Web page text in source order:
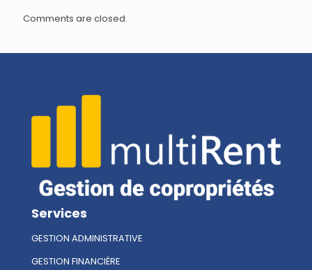
Comments are closed.
Services
GESTION ADMINISTRATIVE
GESTION FINANCIÈRE